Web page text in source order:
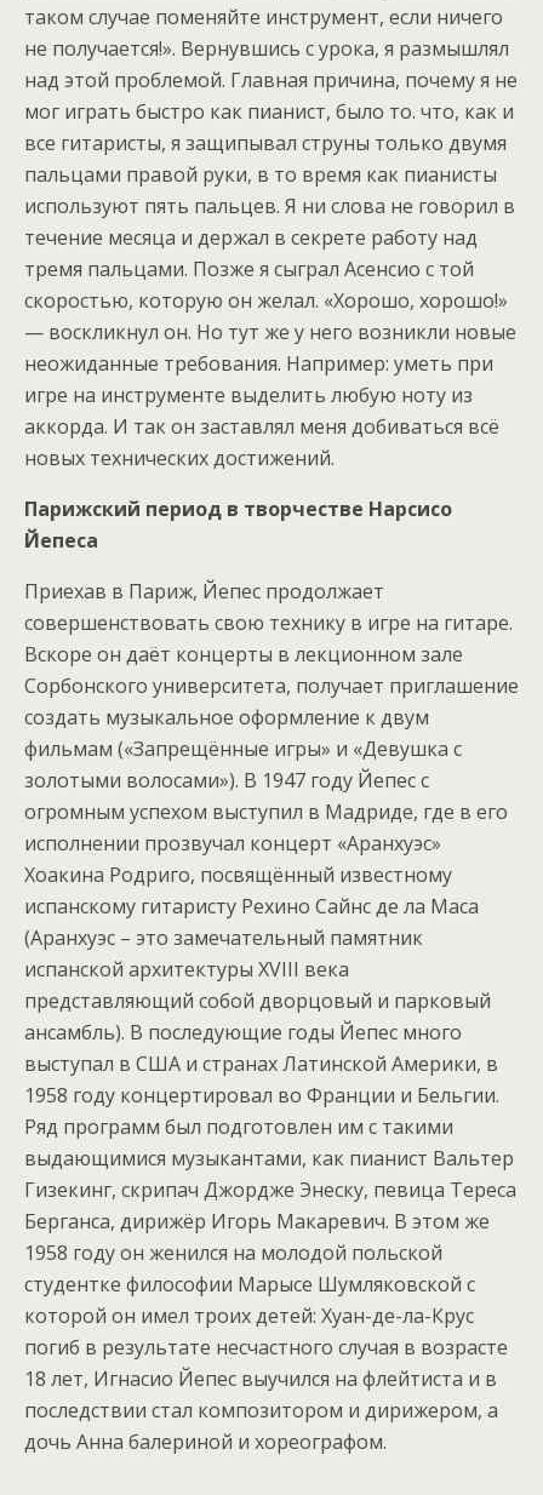
таком случае поменяйте инструмент, если ничего
не получается!». Вернувшись с урока, я размышлял
над этой проблемой. Главная причина, почему я не
мог играть быстро как пианист, было то. что, как и
все гитаристы, я защипывал струны только двумя
пальцами правой руки, в то время как пианисты
используют пять пальцев. Я ни слова не говорил в
течение месяца и держал в секрете работу над
тремя пальцами. Позже я сыграл Асенсио с той
скоростью, которую он желал. «Хорошо, хорошо!»
— воскликнул он. Но тут же у него возникли новые
неожиданные требования. Например: уметь при
игре на инструменте выделить любую ноту из
аккорда. И так он заставлял меня добиваться всё
новых технических достижений.
Парижский период в творчестве Нарсисо
Йепеса
Приехав в Париж, Йепес продолжает
совершенствовать свою технику в игре на гитаре.
Вскоре он даёт концерты в лекционном зале
Сорбонского университета, получает приглашение
создать музыкальное оформление к двум
фильмам («Запрещённые игры» и «Девушка с
золотыми волосами»). В 1947 году Йепес с
огромным успехом выступил в Мадриде, где в его
исполнении прозвучал концерт «Аранхуэс»
Хоакина Родриго, посвящённый известному
испанскому гитаристу Рехино Сайнс де ла Маса
(Аранхуэс – это замечательный памятник
испанской архитектуры XVIII века
представляющий собой дворцовый и парковый
ансамбль). В последующие годы Йепес много
выступал в США и странах Латинской Америки, в
1958 году концертировал во Франции и Бельгии.
Ряд программ был подготовлен им с такими
выдающимися музыкантами, как пианист Вальтер
Гизекинг, скрипач Джордже Энеску, певица Тереса
Берганса, дирижёр Игорь Макаревич. В этом же
1958 году он женился на молодой польской
студентке философии Марысе Шумляковской с
которой он имел троих детей: Хуан-де-ла-Крус
погиб в результате несчастного случая в возрасте
18 лет, Игнасио Йепес выучился на флейтиста и в
последствии стал композитором и дирижером, а
дочь Анна балериной и хореографом.